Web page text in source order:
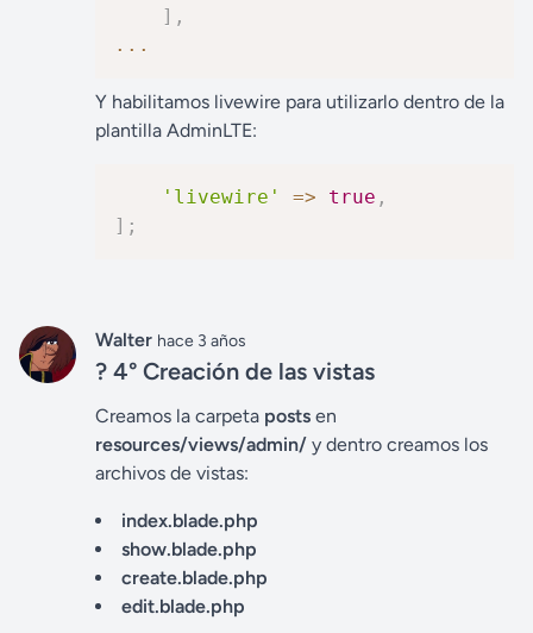
] ,
...
Y habilitamos livewire para utilizarlo dentro de la
plantilla AdminLTE:
'livewire' => true ,
] ;
Walter hace 3 años
? 4° Creación de las vistas
Creamos la carpeta posts en
resources/views/admin/ y dentro creamos los
archivos de vistas:
index.blade.php
show.blade.php
create.blade.php
edit.blade.php